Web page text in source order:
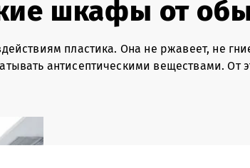
шкафы от
пластика. Она не ржавеет, не
антисептическими веществами. От